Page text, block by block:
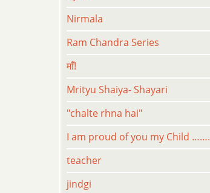
Nirmala
Ram Chandra Series
माँ!
Mrityu Shaiya- Shayari
"chalte rhna hai"
I am proud of you my Child …….
teacher
jindgi